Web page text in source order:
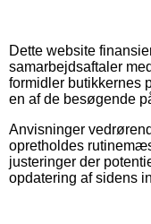
Dette website
samarbejdsaftaler
formidler butikkernes
en af de besøgende
Anvisninger
opretholdes
justeringer der
opdatering af sidens